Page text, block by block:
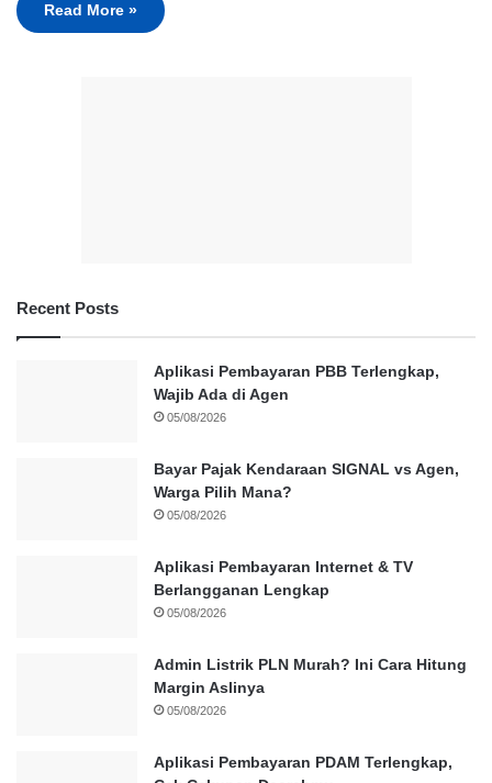
Read More »
Recent Posts
Aplikasi Pembayaran PBB Terlengkap,
Wajib Ada di Agen
05/08/2026
Bayar Pajak Kendaraan SIGNAL vs Agen,
Warga Pilih Mana?
05/08/2026
Aplikasi Pembayaran Internet & TV
Berlangganan Lengkap
05/08/2026
Admin Listrik PLN Murah? Ini Cara Hitung
Margin Aslinya
05/08/2026
Aplikasi Pembayaran PDAM Terlengkap,